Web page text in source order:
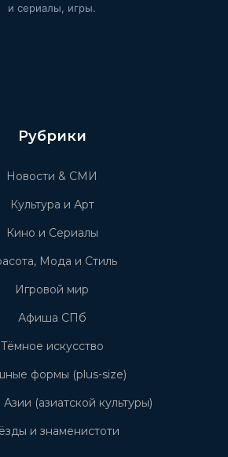
и сериалы, игры.
Рубрики
Новости & СМИ
Культура и Арт
Кино и Сериалы
Мода и Стиль
Игровой мир
Афиша СПб
Тёмное искусство
формы (plus-size)
(азиатской культуры)
и знаменистоти